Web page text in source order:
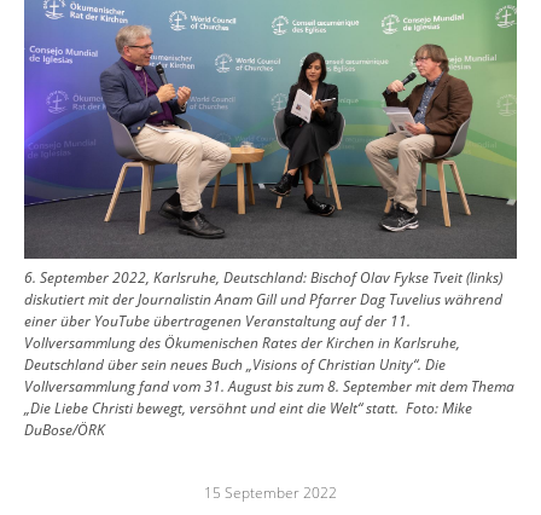
6. September 2022, Karlsruhe, Deutschland: Bischof Olav Fykse Tveit (links)
diskutiert mit der Journalistin Anam Gill und Pfarrer Dag Tuvelius während
einer über YouTube übertragenen Veranstaltung auf der 11.
Vollversammlung des Ökumenischen Rates der Kirchen in Karlsruhe,
Deutschland über sein neues Buch „Visions of Christian Unity“. Die
Vollversammlung fand vom 31. August bis zum 8. September mit dem Thema
„Die Liebe Christi bewegt, versöhnt und eint die Welt“ statt. Foto:Mike
DuBose/ÖRK
15 September 2022